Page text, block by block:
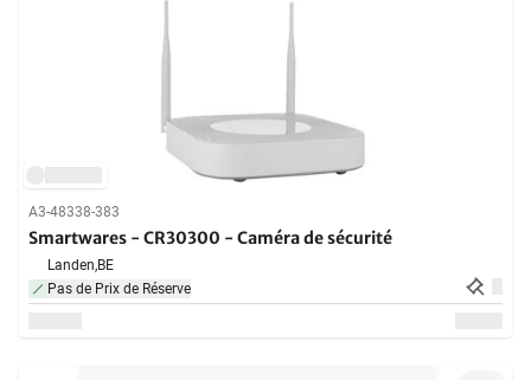
A3-48338-383
Smartwares - CR30300 - Caméra de sécurité
Landen,BE
Pas de Prix de Réserve